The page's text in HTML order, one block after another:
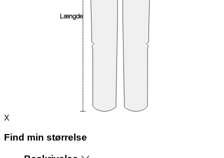
Længde
X
Find min størrelse